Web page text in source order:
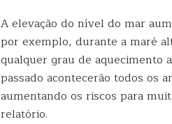
A elevação do nível do mar
por exemplo, durante a maré
qualquer grau de aquecimento
passado acontecerão todos os
aumentando os riscos para
relatório.